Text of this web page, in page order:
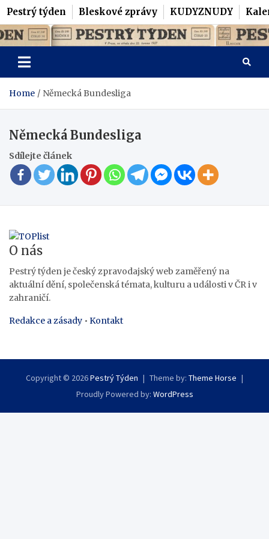
Pestrý týden Bleskové zprávy KUDYZNUDY
Skip
to
content
Pestrý Týden
Home Německá Bundesliga
Německá Bundesliga
Sdílejte článek
O nás
Pestrý týden je český zpravodajský web zaměřený na
aktuální dění, společenská témata, kulturu a události v ČR i v
zahraničí.
Redakce a zásady • Kontakt
Copyright © 2026Pestrý Týden Theme by: Theme Horse
Proudly Powered by: WordPress